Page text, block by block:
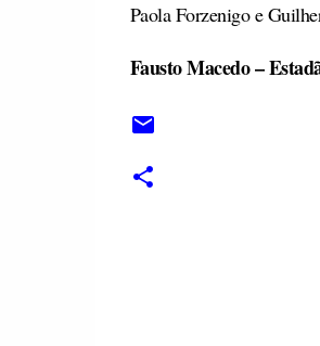
Paola Forzenigo e
Fausto Macedo –